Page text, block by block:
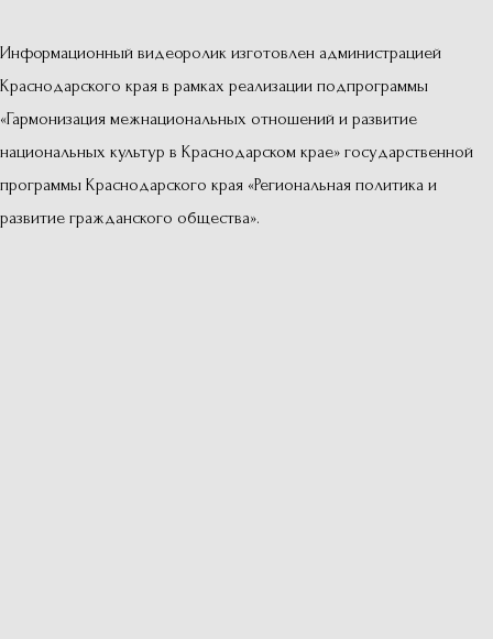
Информационный видеоролик изготовлен администрацией
Краснодарского края в рамках реализации подпрограммы
«Гармонизация межнациональных отношений и развитие
национальных культур в Краснодарском крае» государственной
программы Краснодарского края «Региональная политика и
развитие гражданского общества».